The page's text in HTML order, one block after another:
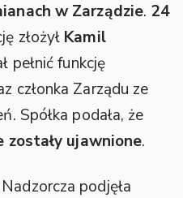
w Zarządzie. 24
złożył Kamil
pełnić funkcję
członka Zarządu ze
Spółka podała, że
zostały ujawnione.
podjęła